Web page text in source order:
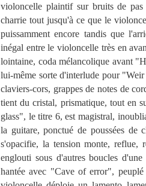
violoncelle plaintif sur bruits de
charrie tout jusqu'à ce que le
puissamment encore tandis que
inégal entre le violoncelle très en
lointaine, coda mélancolique avant
lui-même sorte d'interlude pour
claviers-cors, grappes de notes de
tient du cristal, prismatique, tout en
glass", le titre 6, est magistral,
la guitare, ponctué de poussées de
s'opacifie, la tension monte, reflue,
englouti sous d'autres boucles
hantée avec "Cave of error",